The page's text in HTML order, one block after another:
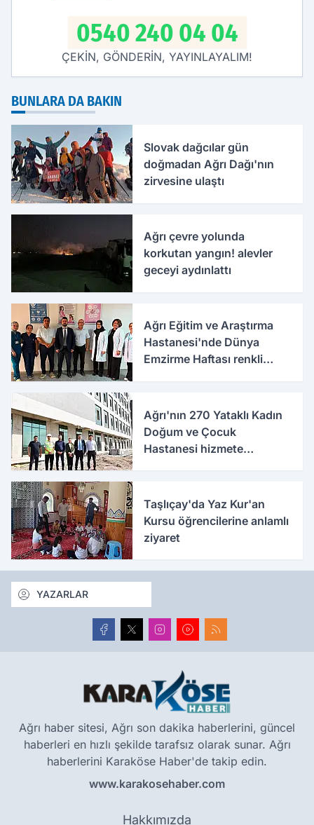
0540 240 04 04
ÇEKİN, GÖNDERİN, YAYINLAYALIM!
BUNLARA DA BAKIN
Slovak dağcılar gün
doğmadan Ağrı Dağı'nın
zirvesine ulaştı
Ağrı çevre yolunda
korkutan yangın! alevler
geceyi aydınlattı
Ağrı Eğitim ve Araştırma
Hastanesi'nde Dünya
Emzirme Haftası renkli
Ağrı'nın 270 Yataklı Kadın
Doğum ve Çocuk
Hastanesi hizmete
Taşlıçay'da Yaz Kur'an
Kursu öğrencilerine anlamlı
ziyaret
YAZARLAR
Ağrı haber sitesi, Ağrı son dakika haberlerini, güncel
haberleri en hızlı şekilde tarafsız olarak sunar. Ağrı
haberlerini Karaköse Haber'de takip edin.
www.karakosehaber.com
Hakkımızda